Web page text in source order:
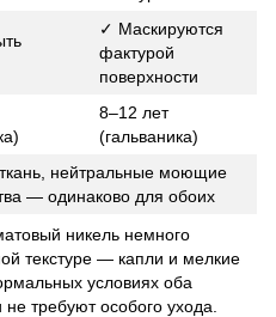
✓ Маскируются
фактурой
поверхности
8–12 лет
(гальваника)
нейтральные моющие
— одинаково для обоих
никель немного
текстуре — капли и мелкие
условиях оба
требуют особого ухода.